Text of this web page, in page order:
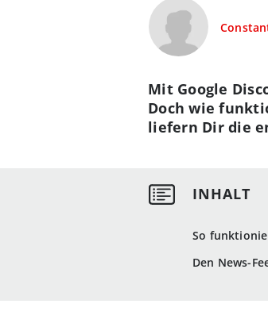
So
Den News-
Mit Google
Doch wie
liefern Dir die